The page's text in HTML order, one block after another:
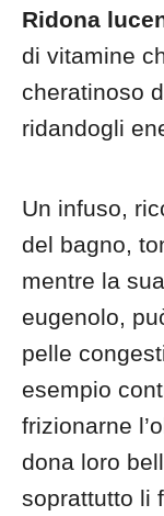
Ridona
di vitamine
cheratinoso
ridandogli
Un infuso,
del bagno,
mentre la
eugenolo,
pelle
esempio
frizionarne
dona loro
soprattutto li